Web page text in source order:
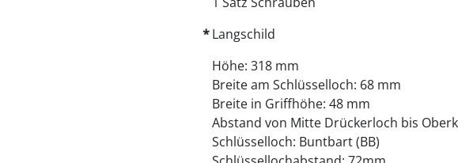
Langschild
Höhe: 318 mm
Breite am Schlüsselloch: 68 mm
Breite in Griffhöhe: 48 mm
Abstand von Mitte Drückerloch bis
Schlüsselloch: Buntbart (BB)